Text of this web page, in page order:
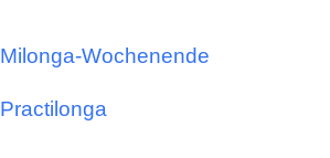
Milonga-Wochenende
Practilonga